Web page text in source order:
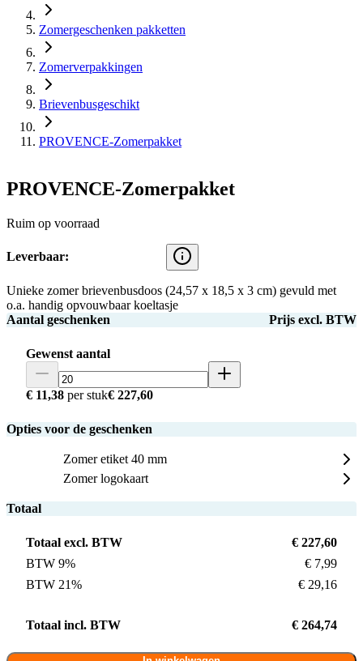
Zomergeschenken pakketten
Zomerverpakkingen
Brievenbusgeschikt
PROVENCE-Zomerpakket
PROVENCE-Zomerpakket
Ruim op voorraad
Leverbaar:
Unieke zomer brievenbusdoos (24,57 x 18,5 x 3 cm) gevuld met
o.a. handig opvouwbaar koeltasje
Aantal geschenken
Prijs excl. BTW
Gewenst aantal
€ 11,38 per stuk€ 227,60
Opties voor de geschenken
Zomer etiket 40 mm
Zomer logokaart
Totaal
Totaal excl. BTW
€ 227,60
BTW 9%
€ 7,99
BTW 21%
€ 29,16
Totaal incl. BTW € 264,74